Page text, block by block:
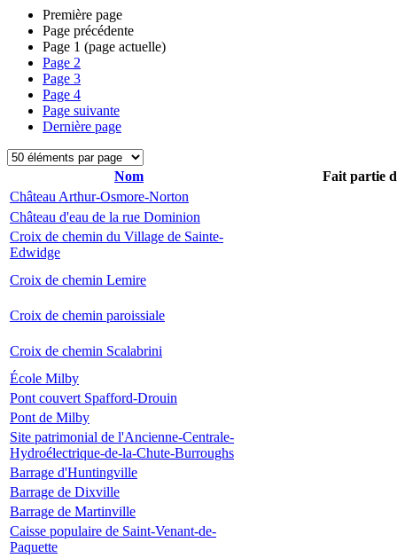
Première page
Page précédente
Page 1 (page actuelle)
Page 2
Page 3
Page 4
Page suivante
Dernière page
Nom
Fait partie
Château Arthur-Osmore-Norton
Château d'eau de la rue Dominion
Croix de chemin du Village de Sainte-
Edwidge
Croix de chemin Lemire
Croix de chemin paroissiale
Croix de chemin Scalabrini
École Milby
Pont couvert Spafford-Drouin
Pont de Milby
Site patrimonial de l'Ancienne-Centrale-
Hydroélectrique-de-la-Chute-Burroughs
Barrage d'Huntingville
Barrage de Dixville
Barrage de Martinville
Caisse populaire de Saint-Venant-de-
Paquette